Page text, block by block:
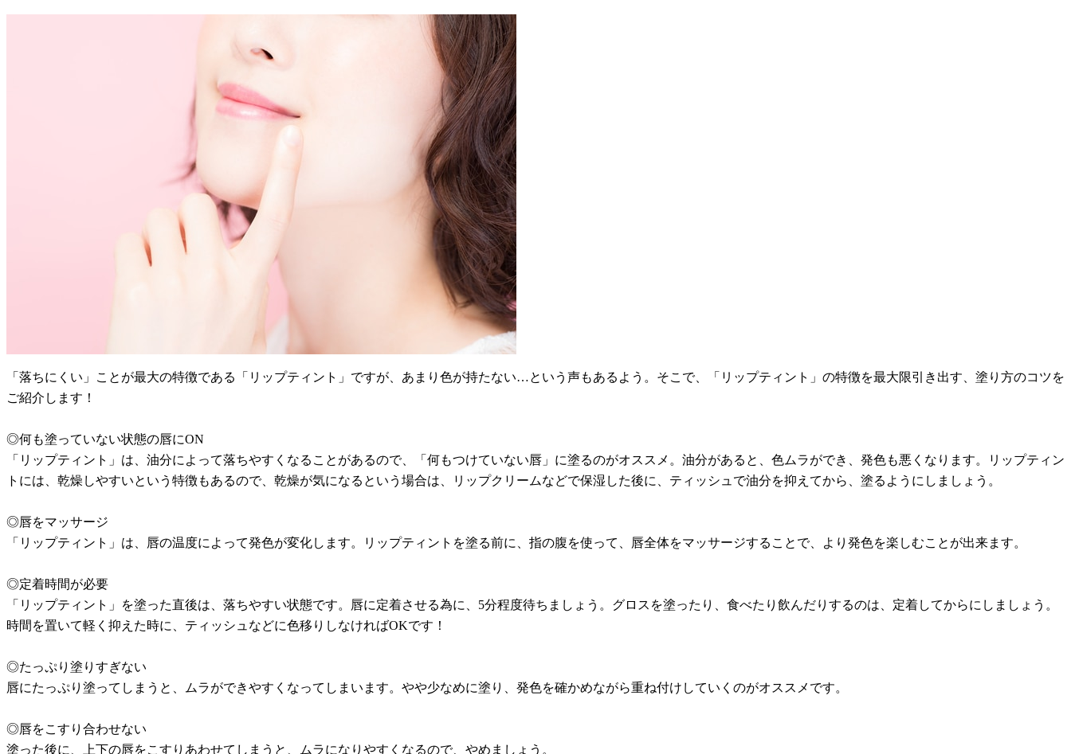
「落ちにくい」ことが最大の特徴である「リップティント」ですが、あまり色が持たない…という声もあるよう。そこで、「リップティント」の特徴を最大限引き出す、塗り方のコツを
ご紹介します！
◎何も塗っていない状態の唇にON
「リップティント」は、油分によって落ちやすくなることがあるので、「何もつけていない唇」に塗るのがオススメ。油分があると、色ムラができ、発色も悪くなります。リップティン
トには、乾燥しやすいという特徴もあるので、乾燥が気になるという場合は、リップクリームなどで保湿した後に、ティッシュで油分を抑えてから、塗るようにしましょう。
◎唇をマッサージ
「リップティント」は、唇の温度によって発色が変化します。リップティントを塗る前に、指の腹を使って、唇全体をマッサージすることで、より発色を楽しむことが出来ます。
◎定着時間が必要
「リップティント」を塗った直後は、落ちやすい状態です。唇に定着させる為に、5分程度待ちましょう。グロスを塗ったり、食べたり飲んだりするのは、定着してからにしましょう。
時間を置いて軽く抑えた時に、ティッシュなどに色移りしなければOKです！
◎たっぷり塗りすぎない
唇にたっぷり塗ってしまうと、ムラができやすくなってしまいます。やや少なめに塗り、発色を確かめながら重ね付けしていくのがオススメです。
◎唇をこすり合わせない
塗った後に、上下の唇をこすりあわせてしまうと、ムラになりやすくなるので、やめましょう。